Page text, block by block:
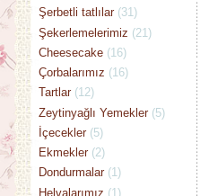
Şerbetli tatlılar (31)
Şekerlemelerimiz (21)
Cheesecake (16)
Çorbalarımız (16)
Tartlar (12)
Zeytinyağlı Yemekler (5)
İçecekler (5)
Ekmekler (2)
Dondurmalar (1)
Helvalarımız (1)